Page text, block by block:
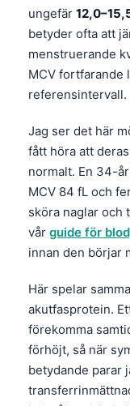
ungefär
betyder ofta att
menstruerande
MCV fortfarande
referensintervall.
Jag ser det här
fått höra att deras
normalt. En 34-
MCV 84 fL och
sköra naglar och
vår guide för
innan den börjar
Här spelar
akutfasprotein.
förekomma
förhöjt, så när
betydande parar